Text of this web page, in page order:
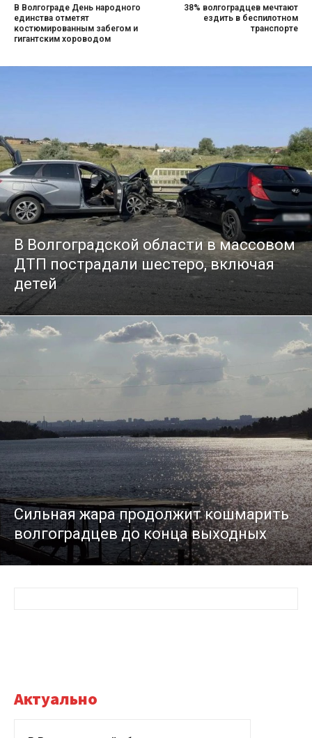
В Волгограде День народного
единства отметят
костюмированным забегом и
гигантским хороводом
38% волгоградцев мечтают
ездить в беспилотном
транспорте
В Волгоградской области в массовом
ДТП пострадали шестеро, включая
детей
Сильная жара продолжит кошмарить
волгоградцев до конца выходных
Актуально